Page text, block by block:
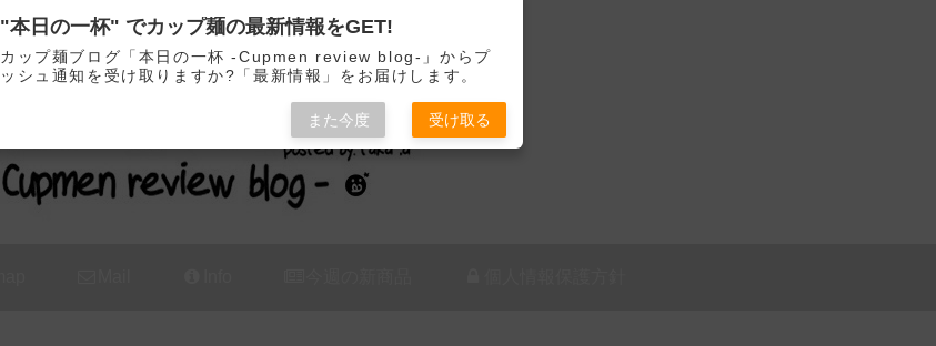
カップ麺の新商品をレビュー / アレンジするブログ
"本日の一杯" でカップ麺の最新情報をGET!
カップ麺ブログ「本日の一杯 -Cupmen review blog-」からプ
ッシュ通知を受け取りますか?「最新情報」をお届けします。
また今度 受け取る